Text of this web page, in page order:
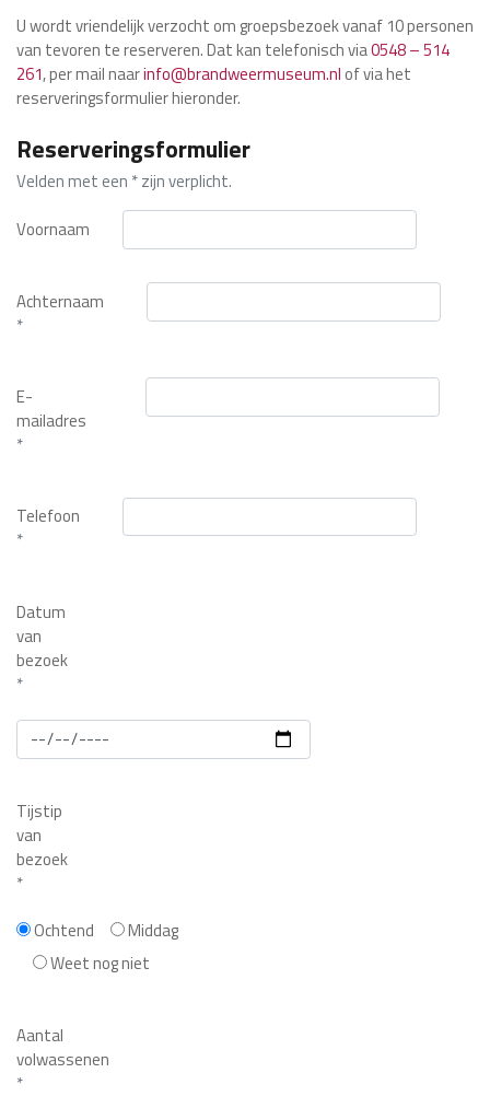
U wordt vriendelijk verzocht om groepsbezoek vanaf 10 personen
van tevoren te reserveren. Dat kan telefonisch via0548 – 514
261, per mail naarinfo@brandweermuseum.nlof via het
reserveringsformulier hieronder.
Reserveringsformulier
Velden met een * zijn verplicht.
Voornaam
Achternaam
*
E-
mailadres
*
Telefoon
*
Datum
van
bezoek
*
Tijstip
van
bezoek
*
Ochtend
Middag
Weet nog niet
Aantal
volwassenen
*